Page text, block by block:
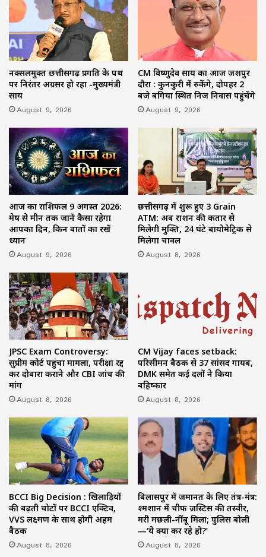
नक्सलमुक्त छत्तीसगढ़ प्रगति के पथ
पर निरंतर अग्रसर हो रहा -मुख्यमंत्री
साय
August 9, 2026
CM विष्णुदेव साय का आज जशपुर
दौरा : कुनकुरी में रुकेंगे, दोपहर 2
बजे बगिया स्थित निज निवास पहुंचेंगे
August 9, 2026
आज का राशिफल 9 अगस्त 2026:
मेष से मीन तक जानें कैसा रहेगा
आपका दिन, किन बातों का रखें
ध्यान
August 9, 2026
छत्तीसगढ़ में शुरू हुए 3 Grain
ATM: अब राशन की कतार से
मिलेगी मुक्ति, 24 घंटे बायोमेट्रिक से
मिलेगा चावल
August 8, 2026
JPSC Exam Controversy:
सुप्रीम कोर्ट पहुंचा मामला, परीक्षा रद्द
कर दोबारा कराने और CBI जांच की
मांग
August 8, 2026
CM Vijay faces setback:
परिसीमन बैठक से 37 सांसद गायब,
DMK समेत कई दलों ने किया
बहिष्कार
August 8, 2026
BCCI Big Decision : खिलाड़ियों
की बढ़ती चोटों पर BCCI एक्टिव,
VVS लक्ष्मण के साथ होगी अहम
बैठक
August 8, 2026
बिलासपुर में जमानत के लिए तंत्र-मंत्र:
श्मशान में चीफ जस्टिस की तस्वीर,
मरी मछली-नींबू मिला; पुलिस बोली
—‘ये क्या कर रहे हो?’
August 8, 2026